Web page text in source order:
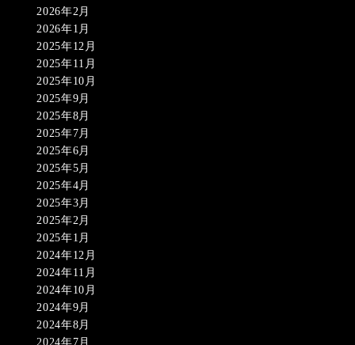
2026年2月
2026年1月
2025年12月
2025年11月
2025年10月
2025年9月
2025年8月
2025年7月
2025年6月
2025年5月
2025年4月
2025年3月
2025年2月
2025年1月
2024年12月
2024年11月
2024年10月
2024年9月
2024年8月
2024年7月